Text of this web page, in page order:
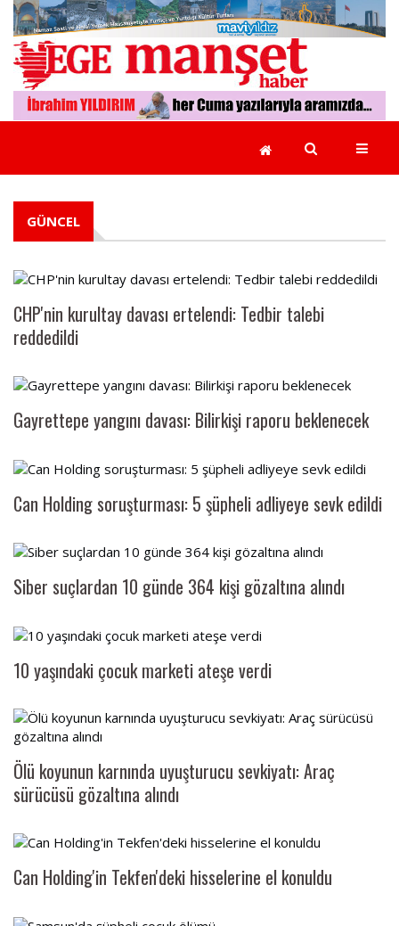
GÜNCEL
YÖNETİMLER
POLİTİKA
SPOR
DÜNYA
GALERİ
YAZARLAR
REKLAMLAR
GÜNCEL
CHP'nin kurultay davası ertelendi: Tedbir talebi
reddedildi
Gayrettepe yangını davası: Bilirkişi raporu beklenecek
Can Holding soruşturması: 5 şüpheli adliyeye sevk edildi
Siber suçlardan 10 günde 364 kişi gözaltına alındı
10 yaşındaki çocuk marketi ateşe verdi
Ölü koyunun karnında uyuşturucu sevkiyatı: Araç
sürücüsü gözaltına alındı
Can Holding'in Tekfen'deki hisselerine el konuldu